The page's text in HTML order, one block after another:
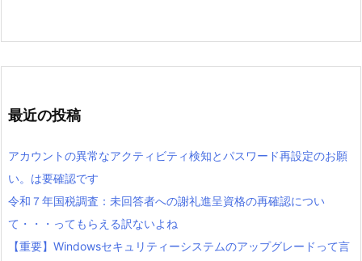
最近の投稿
アカウントの異常なアクティビティ検知とパスワード再設定のお願
い。は要確認です
令和７年国税調査：未回答者への謝礼進呈資格の再確認につい
て・・・ってもらえる訳ないよね
【重要】Windowsセキュリティーシステムのアップグレードって言